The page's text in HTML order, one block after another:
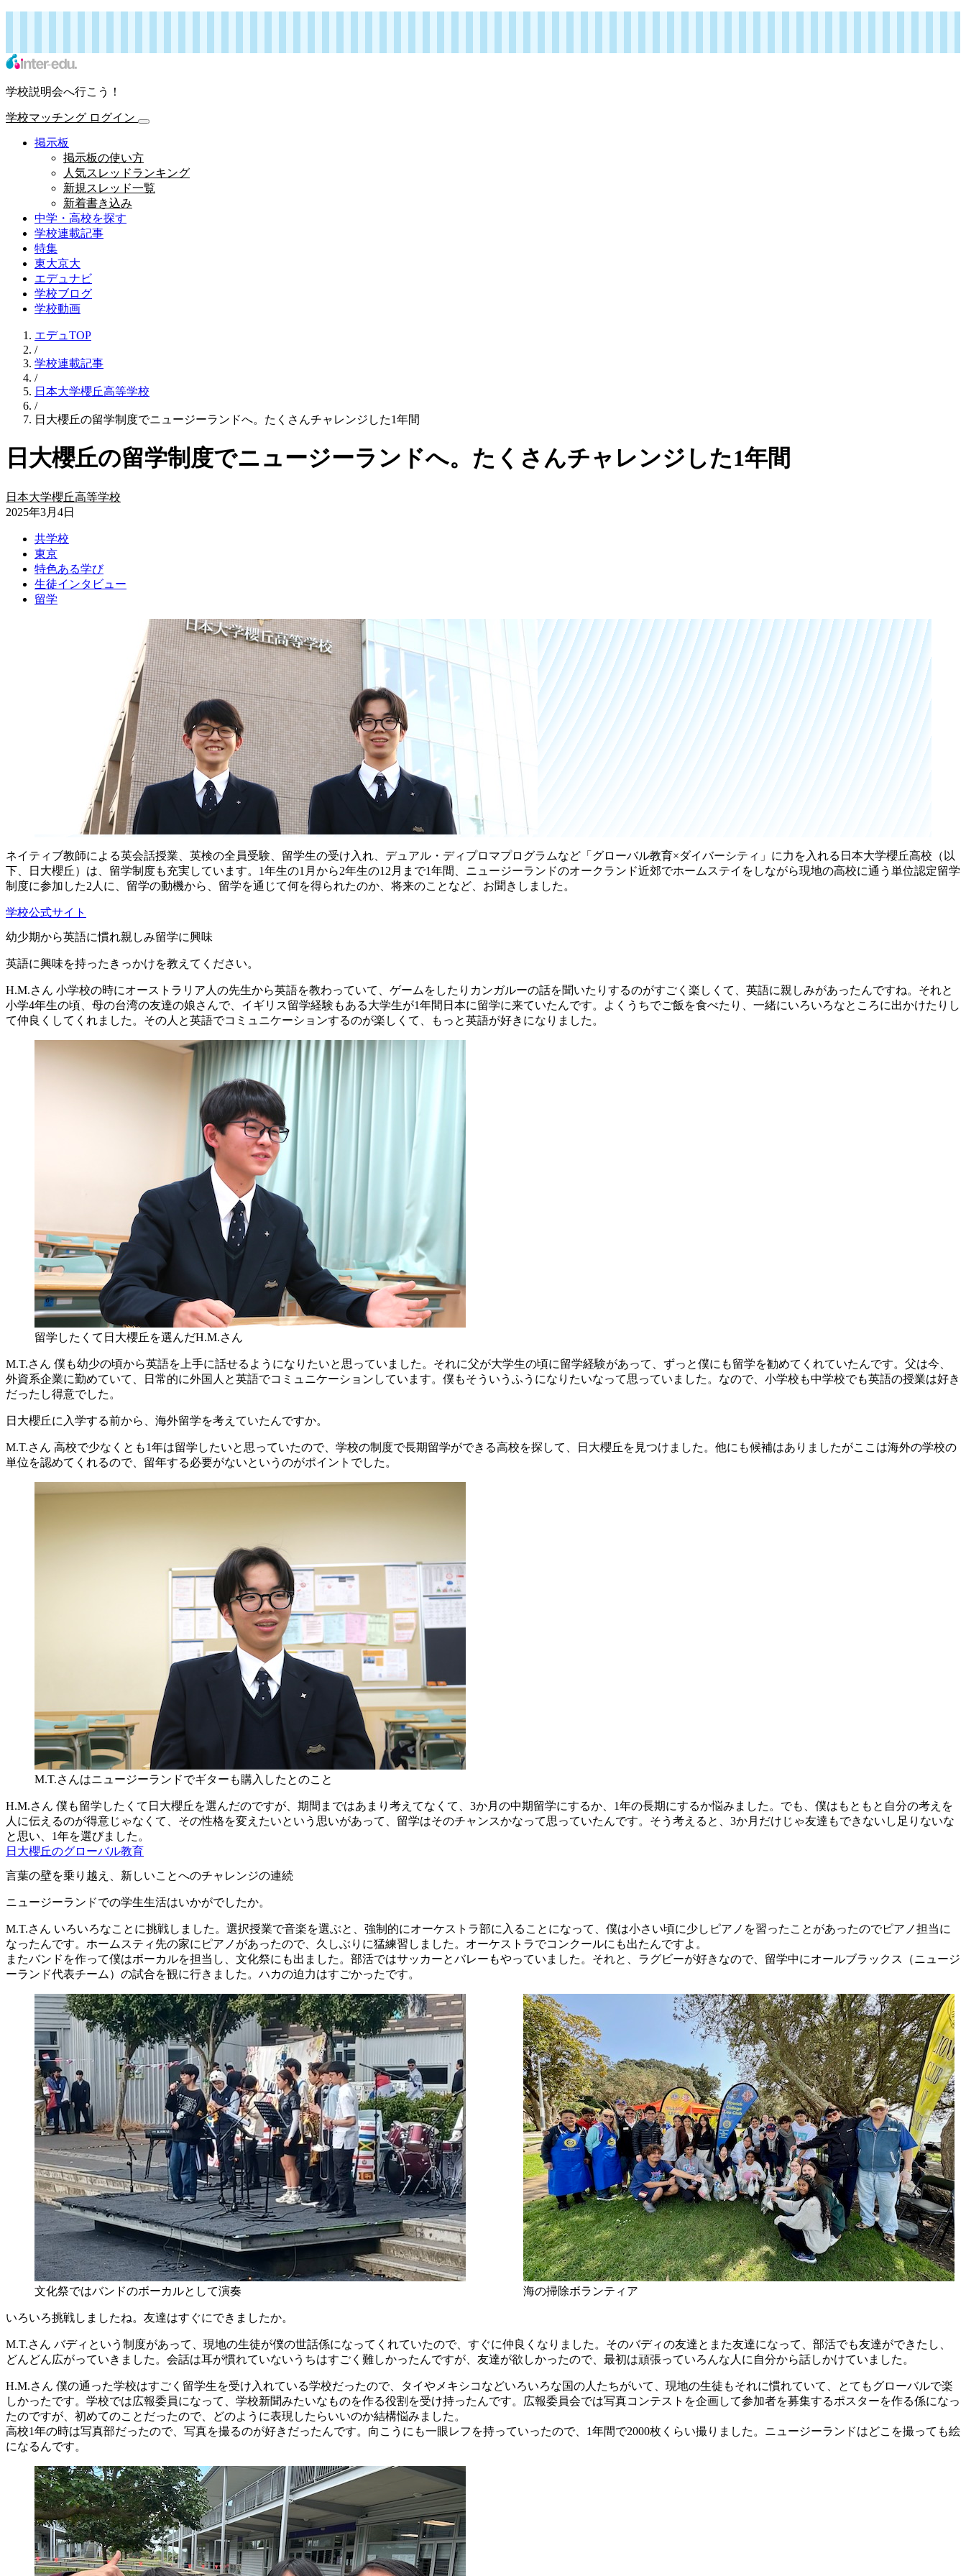
学校説明会へ行こう！
学校マッチング ログイン
掲示板
掲示板の使い方
人気スレッドランキング
新規スレッド一覧
新着書き込み
中学・高校を探す
学校連載記事
特集
東大京大
エデュナビ
学校ブログ
学校動画
エデュTOP
/
学校連載記事
/
日本大学櫻丘高等学校
/
日大櫻丘の留学制度でニュージーランドへ。たくさんチャレンジした1年間
日大櫻丘の留学制度でニュージーランドへ。たくさんチャレンジした1年間
日本大学櫻丘高等学校
2025年3月4日
共学校
東京
特色ある学び
生徒インタビュー
留学
ネイティブ教師による英会話授業、英検の全員受験、留学生の受け入れ、デュアル・ディプロマプログラムなど「グローバル教育×ダイバーシティ」に力を入れる日本大学櫻丘高校（以
下、日大櫻丘）は、留学制度も充実しています。1年生の1月から2年生の12月まで1年間、ニュージーランドのオークランド近郊でホームステイをしながら現地の高校に通う単位認定留学
制度に参加した2人に、留学の動機から、留学を通じて何を得られたのか、将来のことなど、お聞きしました。
学校公式サイト
幼少期から英語に慣れ親しみ留学に興味
英語に興味を持ったきっかけを教えてください。
H.M.さん 小学校の時にオーストラリア人の先生から英語を教わっていて、ゲームをしたりカンガルーの話を聞いたりするのがすごく楽しくて、英語に親しみがあったんですね。それと
小学4年生の頃、母の台湾の友達の娘さんで、イギリス留学経験もある大学生が1年間日本に留学に来ていたんです。よくうちでご飯を食べたり、一緒にいろいろなところに出かけたりし
て仲良くしてくれました。その人と英語でコミュニケーションするのが楽しくて、もっと英語が好きになりました。
留学したくて日大櫻丘を選んだH.M.さん
M.T.さん 僕も幼少の頃から英語を上手に話せるようになりたいと思っていました。それに父が大学生の頃に留学経験があって、ずっと僕にも留学を勧めてくれていたんです。父は今、
外資系企業に勤めていて、日常的に外国人と英語でコミュニケーションしています。僕もそういうふうになりたいなって思っていました。なので、小学校も中学校でも英語の授業は好き
だったし得意でした。
日大櫻丘に入学する前から、海外留学を考えていたんですか。
M.T.さん 高校で少なくとも1年は留学したいと思っていたので、学校の制度で長期留学ができる高校を探して、日大櫻丘を見つけました。他にも候補はありましたがここは海外の学校の
単位を認めてくれるので、留年する必要がないというのがポイントでした。
M.T.さんはニュージーランドでギターも購入したとのこと
H.M.さん 僕も留学したくて日大櫻丘を選んだのですが、期間まではあまり考えてなくて、3か月の中期留学にするか、1年の長期にするか悩みました。でも、僕はもともと自分の考えを
人に伝えるのが得意じゃなくて、その性格を変えたいという思いがあって、留学はそのチャンスかなって思っていたんです。そう考えると、3か月だけじゃ友達もできないし足りないな
と思い、1年を選びました。
日大櫻丘のグローバル教育
言葉の壁を乗り越え、新しいことへのチャレンジの連続
ニュージーランドでの学生生活はいかがでしたか。
M.T.さん いろいろなことに挑戦しました。選択授業で音楽を選ぶと、強制的にオーケストラ部に入ることになって、僕は小さい頃に少しピアノを習ったことがあったのでピアノ担当に
なったんです。ホームスティ先の家にピアノがあったので、久しぶりに猛練習しました。オーケストラでコンクールにも出たんですよ。
またバンドを作って僕はボーカルを担当し、文化祭にも出ました。部活ではサッカーとバレーもやっていました。それと、ラグビーが好きなので、留学中にオールブラックス（ニュージ
ーランド代表チーム）の試合を観に行きました。ハカの迫力はすごかったです。
文化祭ではバンドのボーカルとして演奏 海の掃除ボランティア
いろいろ挑戦しましたね。友達はすぐにできましたか。
M.T.さん バディという制度があって、現地の生徒が僕の世話係になってくれていたので、すぐに仲良くなりました。そのバディの友達とまた友達になって、部活でも友達ができたし、
どんどん広がっていきました。会話は耳が慣れていないうちはすごく難しかったんですが、友達が欲しかったので、最初は頑張っていろんな人に自分から話しかけていました。
H.M.さん 僕の通った学校はすごく留学生を受け入れている学校だったので、タイやメキシコなどいろいろな国の人たちがいて、現地の生徒もそれに慣れていて、とてもグローバルで楽
しかったです。学校では広報委員になって、学校新聞みたいなものを作る役割を受け持ったんです。広報委員会では写真コンテストを企画して参加者を募集するポスターを作る係になっ
たのですが、初めてのことだったので、どのように表現したらいいのか結構悩みました。
高校1年の時は写真部だったので、写真を撮るのが好きだったんです。向こうにも一眼レフを持っていったので、1年間で2000枚くらい撮りました。ニュージーランドはどこを撮っても絵
になるんです。